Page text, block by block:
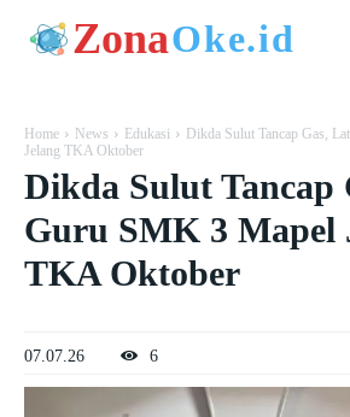
ZonaOke.id
Home News Edukasi
Dikda Sulut Tancap Gas,
Jelang TKA Oktober
Dikda Sulut Tancap
Guru SMK 3 Mapel
TKA Oktober
07.07.26 6